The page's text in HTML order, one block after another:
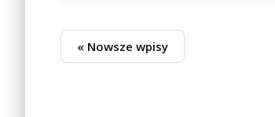
« Nowsze wpisy